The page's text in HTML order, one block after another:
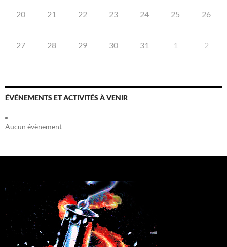
20 21 22 23 24 25 26
27 28 29 30 31 1 2
ÉVÉNEMENTS ET ACTIVITÉS À VENIR
Aucun évènement